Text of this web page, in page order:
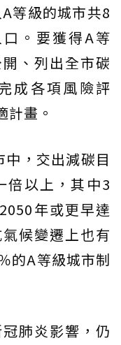
等級的城市共8
。要獲得A等
、列出全市碳
成各項風險評
計畫。
，交出減碳目
倍以上，其中3
年或更早達
候變遷上也有
的A等級城市制
肺炎影響，仍